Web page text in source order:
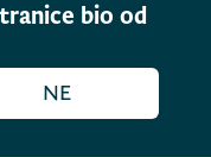
bio od
NE